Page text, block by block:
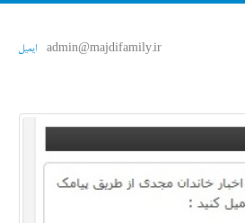
admin@majdifamily.ir ایمیل